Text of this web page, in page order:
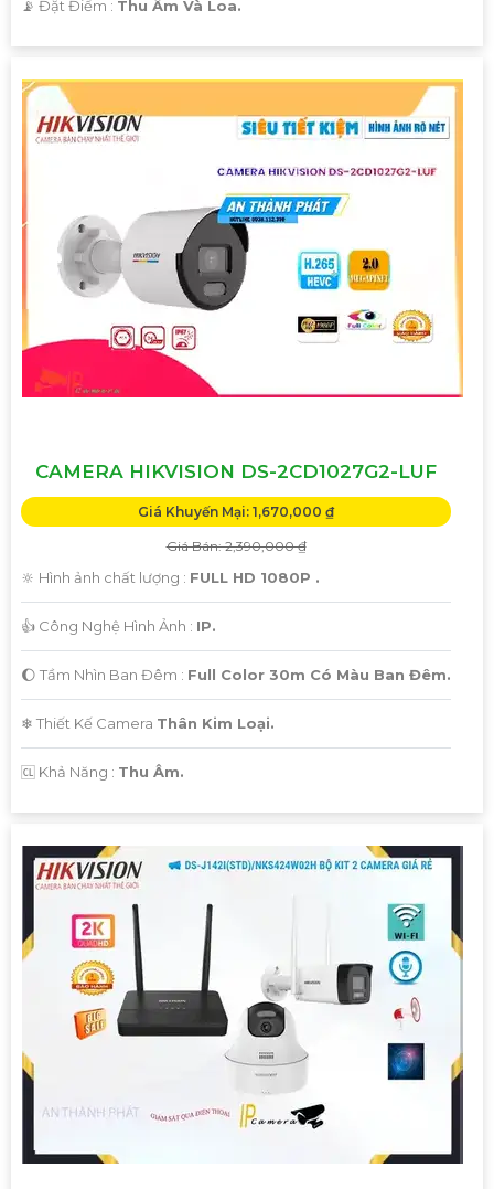
️📡 Đặt Điểm : Thu Âm Và Loa.
CAMERA HIKVISION DS-2CD1027G2-LUF
Giá Khuyến Mại: 1,670,000 ₫
Giá Bán: 2,390,000 ₫
🔆 Hình ảnh chất lượng : FULL HD 1080P .
👍 Công Nghệ Hình Ảnh : IP.
🌔 Tầm Nhìn Ban Đêm : Full Color 30m Có Màu Ban Đêm.
❄ Thiết Kế Camera Thân Kim Loại.
️🆑 Khả Năng : Thu Âm.